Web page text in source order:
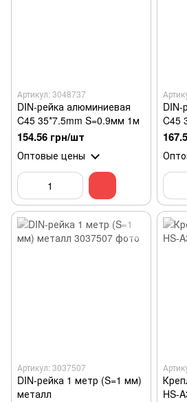
Артикул: 3048737
DIN-рейка алюминиевая
C45 35*7.5mm S=0.9мм 1м
154.56 грн/шт
Оптовые цены
DIN-
C45
Артикул: 3037507
DIN-рейка 1 метр (S=1 мм)
металл
HS-